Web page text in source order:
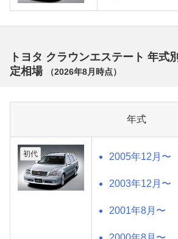
トヨタ クラウンエステート 年式
定相場
（2026年8月 時点）
年式
初代 2005年12月〜
2003年12月〜
2001年8月〜